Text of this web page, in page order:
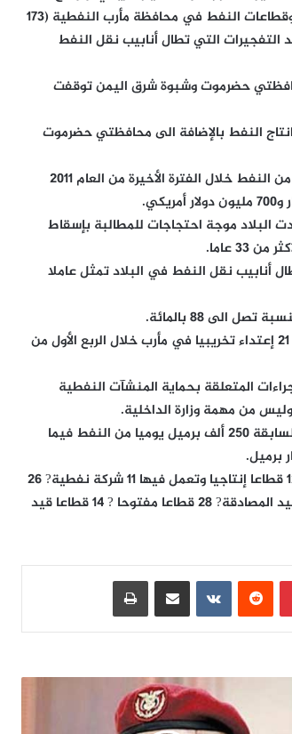
المصدر ? في تصريح لوكالة أنباء (شينخوا) ? أن جميع حقول وقطاعات النفط في محافظة مأرب النفطية (173
التي تطال أنابيب نقل النفط
حضرموت وشبوة شرق اليمن توقفت
النفط بالإضافة الى محافظتي حضرموت
وقدر المصدر ? الخسائر التي تكبدها اليمن جراء توقف الانتاج من النفط خلال الفترة الأخيرة من العام 2011
البلاد موجة احتجاجات للمطالبة بإسقاط
عاما.
أنابيب نقل النفط في البلاد تمثل عاملا
الى 88 بالمائة.
وتشير احصائيات يمنية الى ان أنابيب النفط تعرضت لحوالي 21 إعتداء تخريبيا في مأرب خلال الربع الأول من
المتعلقة بحماية المنشآت النفطية
من مهمة وزارة الداخلية.
وتؤكد الاحصائيات الرسمية أن اليمن كان ينتج خلال الأعوام السابقة 250 ألف برميل يوميا من النفط فيما
ويبلغ عدد القطاعات النفطية في اليمن 87 قطاعا تشمل ? 12 قطاعا إنتاجيا وتعمل فيها 11 شركة نفطية? 26
قطاعا استكشافيا وتعمل فيها 16 شركة نفطية ? 7 قطاعات قيد المصادقة? 28 قطاعا مفتوحا ? 14 قطاعا قيد
بينتيريست مشاركة عبر البريد طباعة